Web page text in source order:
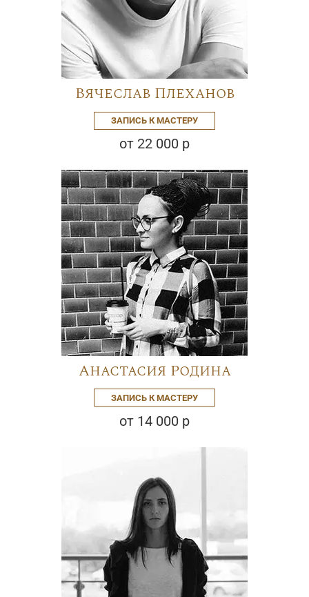
Вячеслав Плеханов
ЗАПИСЬ К МАСТЕРУ
от 22 000 р
Анастасия Родина
ЗАПИСЬ К МАСТЕРУ
от 14 000 р